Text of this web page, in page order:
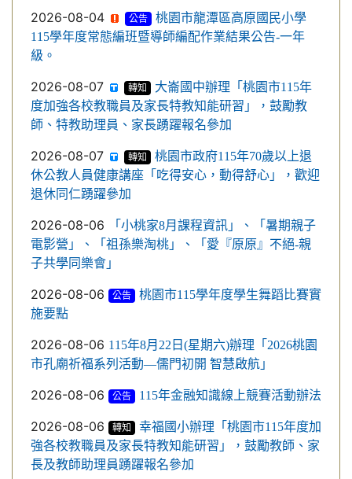
2026-08-04 公告
桃園市龍潭區高原國民小學
115學年度常態編班暨導師編配作業結果公告-一年
級。
2026-08-07 轉知
大崙國中辦理「桃園市115年
度加強各校教職員及家長特教知能研習」，鼓勵教
師、特教助理員、家長踴躍報名參加
2026-08-07 轉知
桃園市政府115年70歲以上退
休公教人員健康講座「吃得安心，動得舒心」，歡迎
退休同仁踴躍參加
2026-08-06
「小桃家8月課程資訊」、「暑期親子
電影營」、「祖孫樂淘桃」、「愛『原原』不絕-親
子共學同樂會」
2026-08-06 公告
桃園市115學年度學生舞蹈比賽實
施要點
2026-08-06 115年8月22日(星期六)辦理「2026桃園
市孔廟祈福系列活動—儒門初開 智慧啟航」
2026-08-06 公告 115年金融知識線上競賽活動辦法
2026-08-06 轉知
幸福國小辦理「桃園市115年度加
強各校教職員及家長特教知能研習」，鼓勵教師、家
長及教師助理員踴躍報名參加